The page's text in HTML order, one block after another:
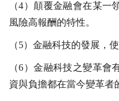
（4）顛覆金融會在某一
風險高報酬的特性。
（5）金融科技的發展，
（6）金融科技之變革會
資與負擔都在當今變革者